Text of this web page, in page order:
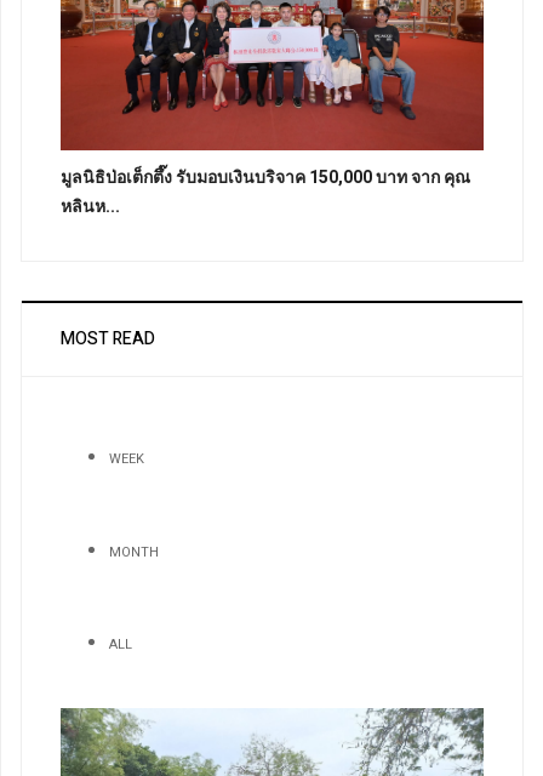
มูลนิธิป่อเต็กตึ๊ง รับมอบเงินบริจาค 150,000 บาท จาก คุณ
หลินห...
MOST READ
WEEK
MONTH
ALL